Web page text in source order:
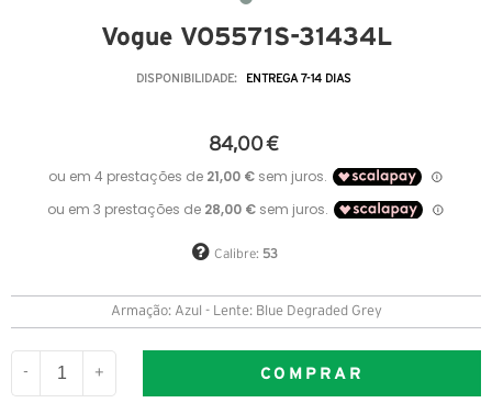
Vogue VO5571S-31434L
DISPONIBILIDADE: ENTREGA 7-14 DIAS
84,00 €
Calibre: 53
Armação: Azul - Lente: Blue Degraded Grey
- + COMPRAR